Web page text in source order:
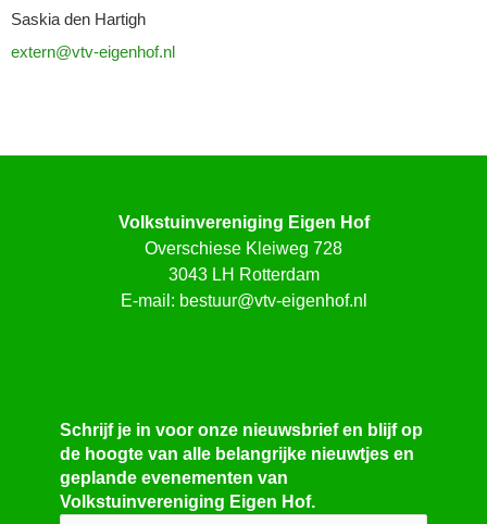
Saskia den Hartigh
extern@vtv-eigenhof.nl
Volkstuinvereniging Eigen Hof
Overschiese Kleiweg 728
3043 LH Rotterdam
E-mail: bestuur@vtv-eigenhof.nl
Schrijf je in voor onze nieuwsbrief en blijf op
de hoogte van alle belangrijke nieuwtjes en
geplande evenementen van
Volkstuinvereniging Eigen Hof.